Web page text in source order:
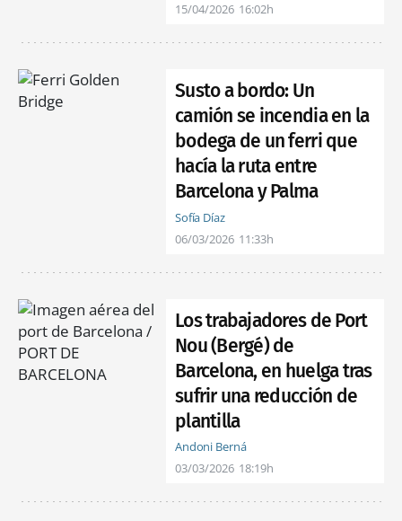
15/04/2026 16:02h
Susto a bordo: Un
camión se incendia en la
bodega de un ferri que
hacía la ruta entre
Barcelona y Palma
Sofía Díaz
06/03/2026 11:33h
Los trabajadores de Port
Nou (Bergé) de
Barcelona, en huelga tras
sufrir una reducción de
plantilla
Andoni Berná
03/03/2026 18:19h